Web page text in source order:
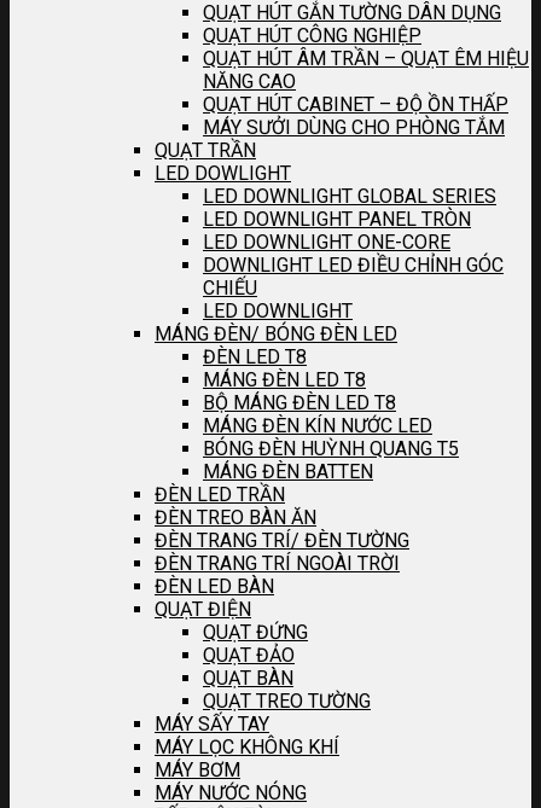
QUẠT HÚT GẮN TƯỜNG DÂN DỤNG
QUẠT HÚT CÔNG NGHIỆP
QUẠT HÚT ÂM TRẦN – QUẠT ÊM HIỆU
NĂNG CAO
QUẠT HÚT CABINET – ĐỘ ỒN THẤP
MÁY SƯỞI DÙNG CHO PHÒNG TẮM
QUẠT TRẦN
LED DOWLIGHT
LED DOWNLIGHT GLOBAL SERIES
LED DOWNLIGHT PANEL TRÒN
LED DOWNLIGHT ONE-CORE
DOWNLIGHT LED ĐIỀU CHỈNH GÓC
CHIẾU
LED DOWNLIGHT
MÁNG ĐÈN/ BÓNG ĐÈN LED
ĐÈN LED T8
MÁNG ĐÈN LED T8
BỘ MÁNG ĐÈN LED T8
MÁNG ĐÈN KÍN NƯỚC LED
BÓNG ĐÈN HUỲNH QUANG T5
MÁNG ĐÈN BATTEN
ĐÈN LED TRẦN
ĐÈN TREO BÀN ĂN
ĐÈN TRANG TRÍ/ ĐÈN TƯỜNG
ĐÈN TRANG TRÍ NGOÀI TRỜI
ĐÈN LED BÀN
QUẠT ĐIỆN
QUẠT ĐỨNG
QUẠT ĐẢO
QUẠT BÀN
QUẠT TREO TƯỜNG
MÁY SẤY TAY
MÁY LỌC KHÔNG KHÍ
MÁY BƠM
MÁY NƯỚC NÓNG